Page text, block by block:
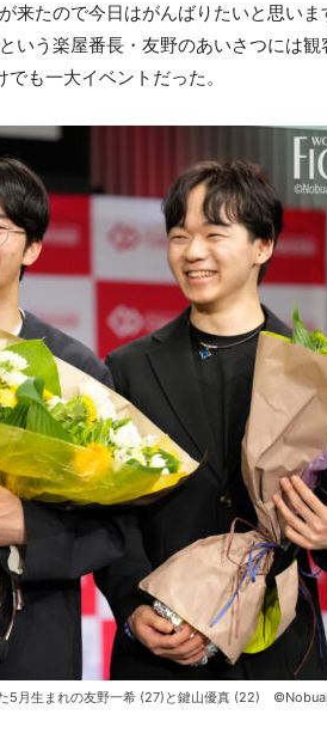
来たので今日はがんばりたいと思い
いう楽屋番長・友野のあいさつには
も一大イベントだった。
5月生まれの友野一希 (27)と鍵山優真 (22)